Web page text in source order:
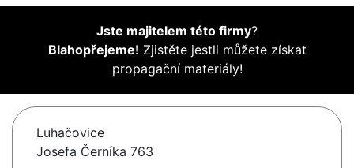
Jste majitelem této firmy?
Blahopřejeme! Zjistěte jestli můžete získat
propagační materiály!
Luhačovice
Josefa Černíka 763